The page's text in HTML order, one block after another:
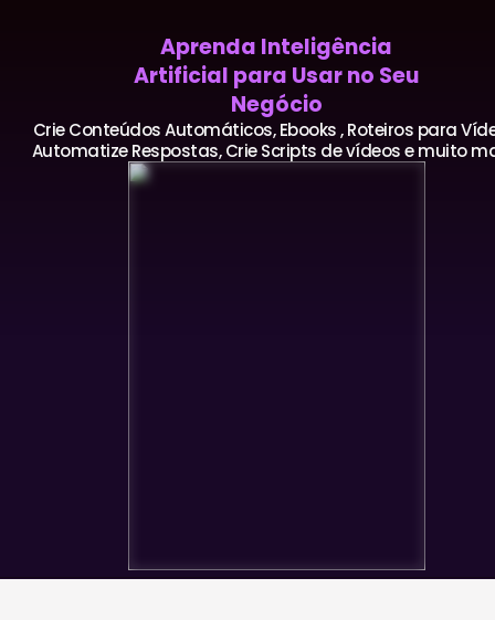
Aprenda Inteligência
Artificial para Usar no Seu
Negócio
Crie Conteúdos Automáticos, Ebooks , Roteiros para
Automatize Respostas, Crie Scripts de vídeos e muito